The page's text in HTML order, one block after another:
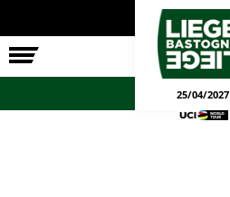
COURSE
OFFICIELS
25/04/2027